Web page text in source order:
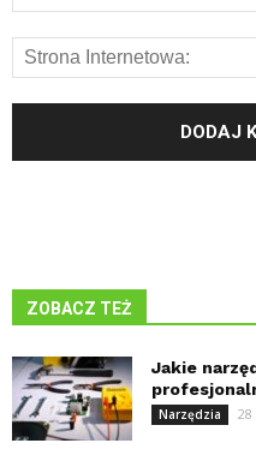
ZOBACZ TEŻ
Jakie
Narzędzia 28